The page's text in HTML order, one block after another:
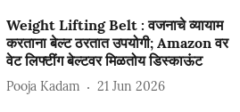
Weight Lifting Belt : वजनाचे व्यायाम
करताना बेल्ट ठरतात उपयोगी; Amazon वर
वेट लिफ्टींग बेल्टवर मिळतोय डिस्काऊंट
Pooja Kadam 21 Jun 2026